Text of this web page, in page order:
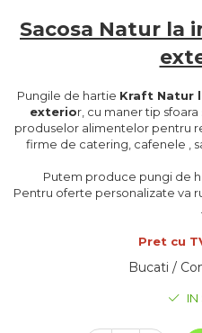
Sacosa Natur la
Pungile de hartie Kraft Natur
exterior, cu maner tip
produselor alimentelor pentru
firme de catering, cafenele ,
Putem produce pungi de
Pentru oferte personalizate va
.
Pret cu
Bucati /
IN